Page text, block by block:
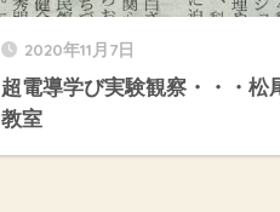
2020年11月7日
超電導学び実験観察・・・松
教室